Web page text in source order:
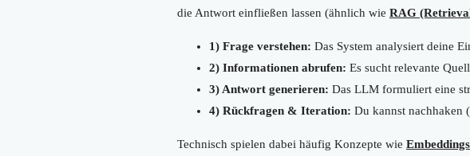
die Antwort einfließen lassen (ähnlich wie RAG
1) Frage verstehen: Das System analysiert deine
2) Informationen abrufen: Es sucht relevante
3) Antwort generieren: Das LLM formuliert eine
4) Rückfragen & Iteration: Du kannst nachhaken
Technisch spielen dabei häufig Konzepte wie Embeddings